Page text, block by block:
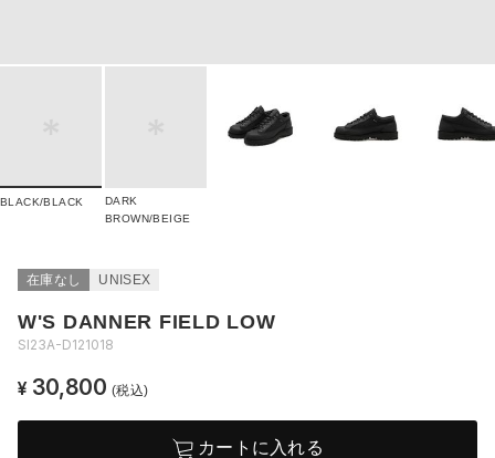
BLACK/BLACK
DARK
BROWN/BEIGE
在庫なし UNISEX
W'S DANNER FIELD LOW
SI23A-D121018
¥ 30,800 (税込)
カートに入れる